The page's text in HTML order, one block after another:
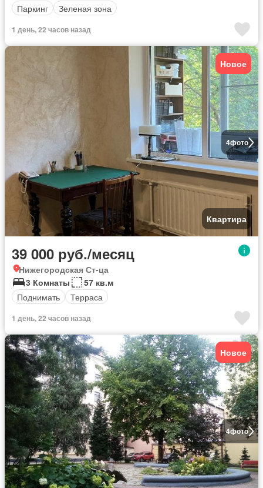
Паркинг
Зеленая зона
1 день, 22 часов назад
4фото
Новое
Квартира
39 000 руб./месяц
Нижегородская Ст-ца
3 Комнаты
57 кв.м
Поднимать
Терраса
1 день, 22 часов назад
4фото
Новое